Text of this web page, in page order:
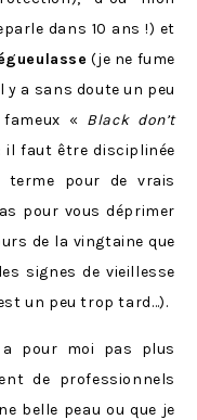
dans 10 ans !) et
(je ne fume
y a sans doute un peu
« Black don’t
faut être disciplinée
pour de vrais
pour vous déprimer
de la vingtaine que
signes de vieillesse
un peu trop tard…).
pour moi pas plus
de professionnels
belle peau ou que je